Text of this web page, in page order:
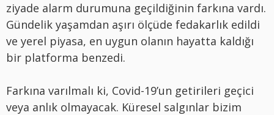
ziyade alarm durumuna geçildiğinin farkına vardı.
Gündelik yaşamdan aşırı ölçüde fedakarlık edildi
ve yerel piyasa, en uygun olanın hayatta kaldığı
bir platforma benzedi.
Farkına varılmalı ki, Covid-19’un getirileri geçici
veya anlık olmayacak. Küresel salgınlar bizim